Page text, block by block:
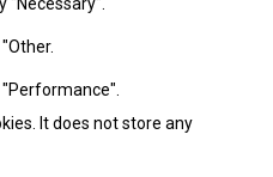
"Necessary".
"Performance".
It does not store any